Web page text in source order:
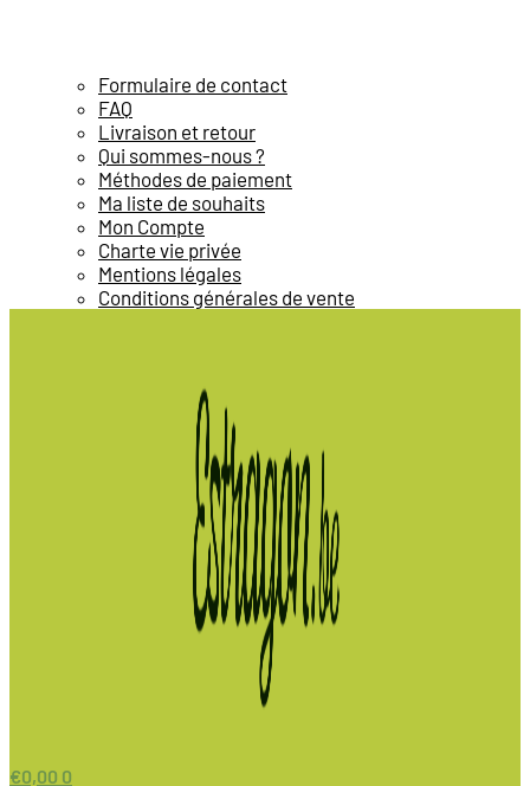
Formulaire de contact
FAQ
Livraison et retour
Qui sommes-nous ?
Méthodes de paiement
Ma liste de souhaits
Mon Compte
Charte vie privée
Mentions légales
Conditions générales de vente
€0,00 0